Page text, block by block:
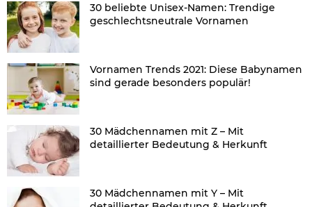
30 beliebte Unisex-Namen: Trendige
geschlechtsneutrale Vornamen
Vornamen Trends 2021: Diese Babynamen
sind gerade besonders populär!
30 Mädchennamen mit Z – Mit
detaillierter Bedeutung & Herkunft
30 Mädchennamen mit Y – Mit